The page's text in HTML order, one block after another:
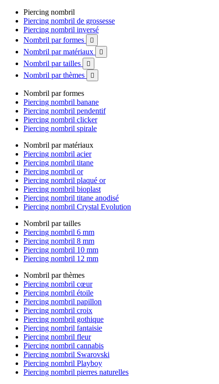
Piercing nombril
Piercing nombril de grossesse
Piercing nombril inversé
Nombril par formes

Nombril par matériaux 
Nombril par tailles 
Nombril par thèmes 
Nombril par formes
Piercing nombril banane
Piercing nombril pendentif
Piercing nombril clicker
Piercing nombril spirale
Nombril par matériaux
Piercing nombril acier
Piercing nombril titane
Piercing nombril or
Piercing nombril plaqué or
Piercing nombril bioplast
Piercing nombril titane anodisé
Piercing nombril Crystal Evolution
Nombril par tailles
Piercing nombril 6 mm
Piercing nombril 8 mm
Piercing nombril 10 mm
Piercing nombril 12 mm
Nombril par thèmes
Piercing nombril cœur
Piercing nombril étoile
Piercing nombril papillon
Piercing nombril croix
Piercing nombril gothique
Piercing nombril fantaisie
Piercing nombril fleur
Piercing nombril cannabis
Piercing nombril Swarovski
Piercing nombril Playboy
Piercing nombril pierres naturelles